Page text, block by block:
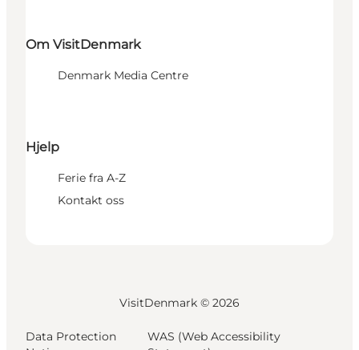
Om VisitDenmark
Denmark Media Centre
Hjelp
Ferie fra A-Z
Kontakt oss
VisitDenmark © 2026
Data Protection
WAS (Web Accessibility